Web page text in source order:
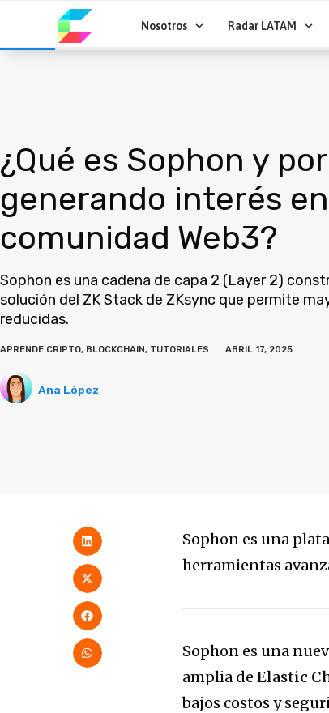
contenido
Nosotros Radar LATAM
¿Qué es Sophon y
generando interés
comunidad Web3?
Sophon es una cadena de capa 2 (Layer 2)
solución del ZK Stack de ZKsync que permite
reducidas.
APRENDE CRIPTO, BLOCKCHAIN, TUTORIALES ABRIL 17, 2025
Ana López
Sophon es una
herramientas
Sophon es una
amplia deElastic
bajos costos y